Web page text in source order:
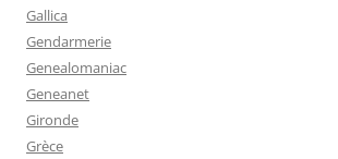
Gallica
Gendarmerie
Genealomaniac
Geneanet
Gironde
Grèce